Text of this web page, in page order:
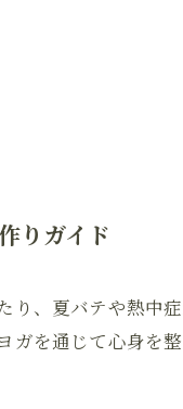
りガイド
り、夏バテや熱中
ガを通じて心身を